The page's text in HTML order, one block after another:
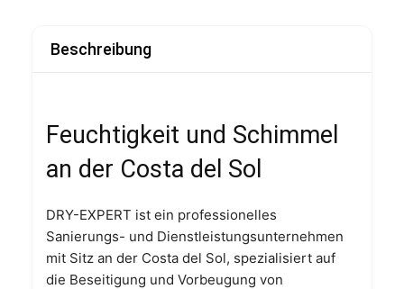
Beschreibung
Feuchtigkeit und Schimmel
an der Costa del Sol
DRY-EXPERT ist ein professionelles
Sanierungs- und Dienstleistungsunternehmen
mit Sitz an der Costa del Sol, spezialisiert auf
die Beseitigung und Vorbeugung von